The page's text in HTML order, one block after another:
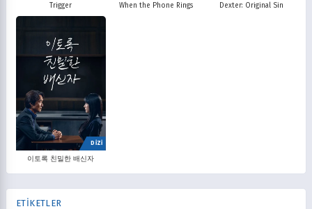
Trigger When the Phone Rings Dexter: Original Sin
DİZİ
이토록 친밀한 배신자
ETİKETLER